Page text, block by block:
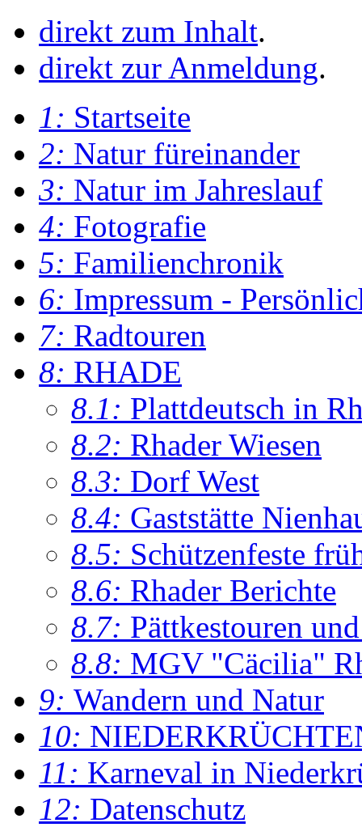
direkt zum Inhalt.
direkt zur Anmeldung.
1: Startseite
2: Natur füreinander
3: Natur im Jahreslauf
4: Fotografie
5: Familienchronik
6: Impressum -
7: Radtouren
8: RHADE
8.1: Plattdeutsch in
8.2: Rhader Wiesen
8.3: Dorf West
8.4: Gaststätte
8.5: Schützenfeste
8.6: Rhader Berichte
8.7: Pättkestouren
8.8: MGV "Cäcilia"
9: Wandern und Natur
10:
11: Karneval in
12: Datenschutz